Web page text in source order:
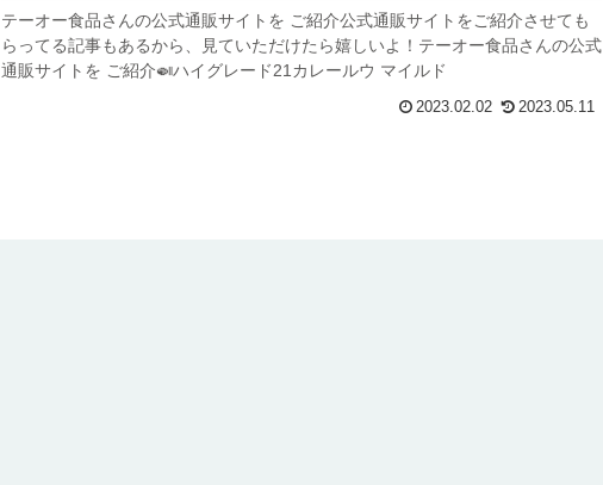
テーオー食品さんの公式通販サイトを ご紹介公式通販サイトをご紹介させても
らってる記事もあるから、見ていただけたら嬉しいよ！テーオー食品さんの公式
通販サイトを ご紹介🍛ハイグレード21カレールウ マイルド
2023.02.02 2023.05.11